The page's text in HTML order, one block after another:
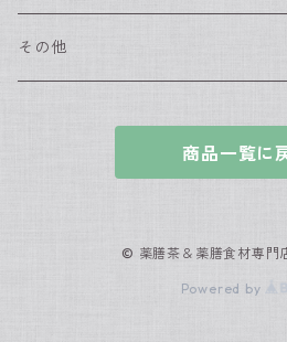
夏におすすめの薬膳茶
冬におすすめの薬膳茶
一年中飲んで欲しい養生茶
薬膳食材（単品）
薬膳スィーツセット
薬膳鍋・スープ
その他
商品一覧に
© 薬膳茶＆薬膳食材専門
Powered by